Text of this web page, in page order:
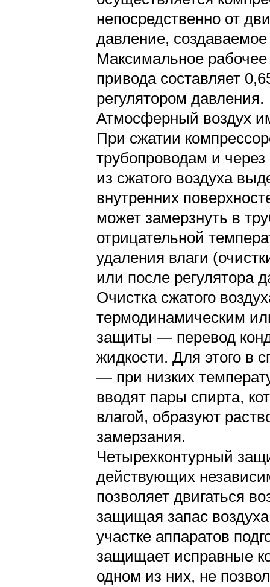
непосредственно от
давление,
Максимальное
привода составляет
регулятором давления.
Атмосферный воздух
При сжатии
трубопроводам и
из сжатого воздуха
внутренних
может замерзнуть в
отрицательной
удаления влаги
или после регулятора
Очистка сжатого
термодинамическим
защиты — перевод
жидкости. Для этого в
— при низких
вводят пары спирта,
влагой, образуют
замерзания.
Четырехконтурный
действующих
позволяет двигаться
защищая запас
участке аппаратов
защищает исправные
одном из них, не